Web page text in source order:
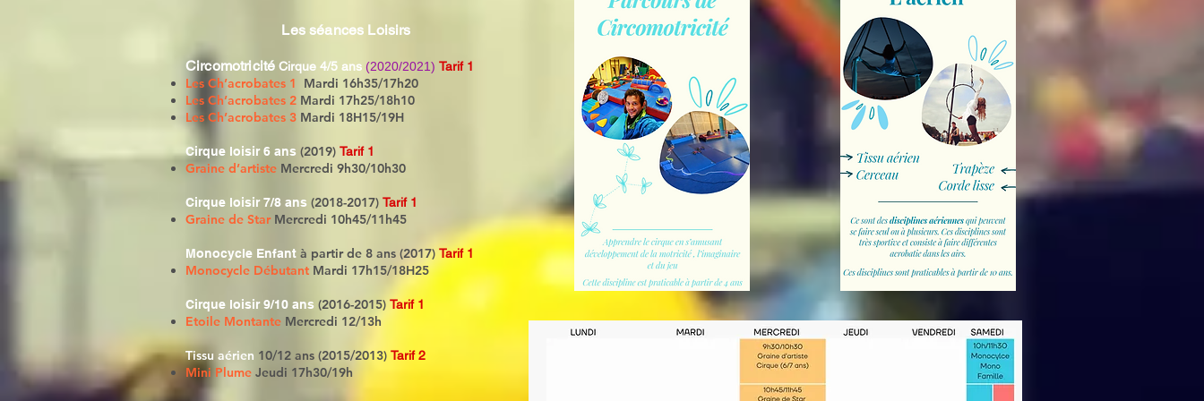
Les séances Loisirs
CircomotricitéCirque 4/5 ans (2020/2021)Tarif 1
Les Ch’acrobates 1
Mardi 16h35/17h20
Les Ch’acrobates 2 Mardi 17h25/18h10
Les Ch’acrobates 3 Mardi 18H15/19H
Cirque loisir 6 ans (2019) Tarif 1
Graine d’artiste Mercredi 9h30/10h30
Cirque loisir 7/8 ans (2018-2017) Tarif 1
Graine de Star Mercredi 10h45/11h45
Monocycle Enfant à partir de 8 ans (2017)Tarif 1
Monocycle Débutant Mardi 17h15/18H25
Cirque loisir 9/10 ans (2016-2015) Tarif 1
Etoile Montante Mercredi 12/13h
Tissu aérien 10/12 ans (2015/2013) Tarif 2
Mini Plume Jeudi 17h30/19h